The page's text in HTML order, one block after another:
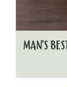
MAN’S